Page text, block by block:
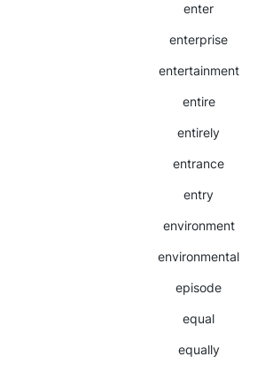
enter
enterprise
entertainment
entire
entirely
entrance
entry
environment
environmental
episode
equal
equally